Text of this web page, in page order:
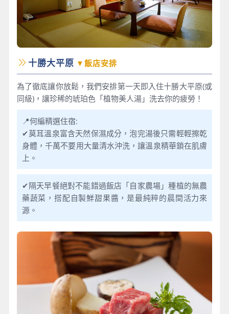
十勝大平原 ▼飯店安排
為了徹底讓你放鬆，我們安排第一天即入住十勝大平原(或
同級)，讓珍稀的琥珀色「植物美人湯」洗去你的疲勞！
📍何編精選住宿:
✔莫耳溫泉富含天然保濕成分，泡完湯後只需輕輕擦乾
身體，千萬不要用大量清水沖洗，讓溫泉精華鎖在肌膚
上。
✔隔天早餐絕對不能錯過飯店「自家農場」種植的無農
藥蔬菜，搭配自製鮮甜果醬，是最純粹的晨間活力來
源。